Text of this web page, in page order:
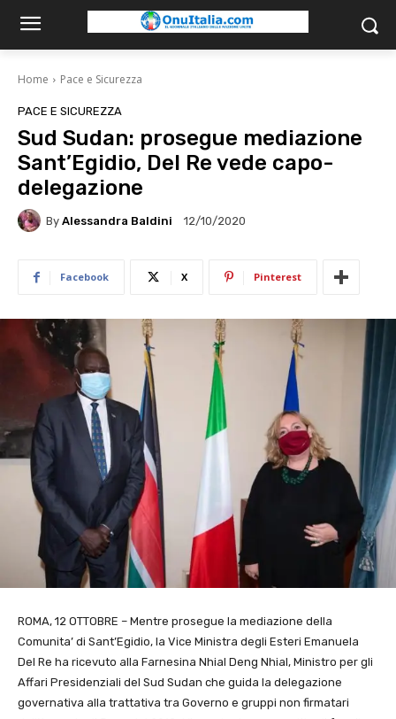
Home Pace e Sicurezza
PACE E SICUREZZA
Sud Sudan: prosegue mediazione
Sant’Egidio, Del Re vede capo-
delegazione
By Alessandra Baldini 12/10/2020
Facebook X Pinterest
ROMA, 12 OTTOBRE – Mentre prosegue la mediazione della
Comunita’ di Sant’Egidio, la Vice Ministra degli Esteri Emanuela
Del Re ha ricevuto alla Farnesina Nhial Deng Nhial, Ministro per gli
Affari Presidenziali del Sud Sudan che guida la delegazione
governativa alla trattativa tra Governo e gruppi non firmatari